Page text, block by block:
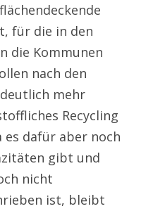
für die in den
die Kommunen
nach den
mehr
Recycling
es dafür aber noch
gibt und
nicht
ist, bleibt